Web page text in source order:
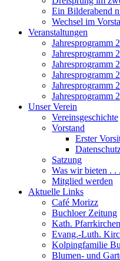
Ein Bilderabend
Wechsel im
Veranstaltungen
Jahresprogramm
Jahresprogramm
Jahresprogramm
Jahresprogramm
Jahresprogramm
Jahresprogramm
Unser Verein
Vereinsgeschichte
Vorstand
Erster
Satzung
Was wir bieten . . .
Mitglied werden
Aktuelle Links
Café Morizz
Buchloer Zeitung
Kath.
Evang.-Luth.
Kolpingfamilie
Blumen- und